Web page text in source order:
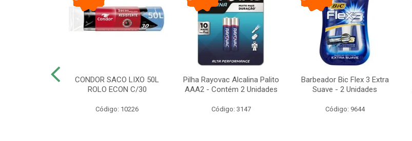
CONDOR SACO LIXO 50L
ROLO ECON C/30
Código: 10226
Pilha Rayovac Alcalina Palito
AAA2 - Contém 2 Unidades
Código: 3147
Barbeador Bic Flex 3 Extra
Suave - 2 Unidades
Código: 9644